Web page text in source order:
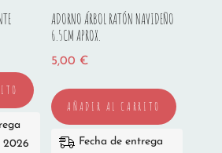
2026
ADORNO ÁRBOL RATÓN NAVIDEÑO
6.5CM APROX.
5,00 €
AÑADIR AL CARRITO
Fecha de entrega